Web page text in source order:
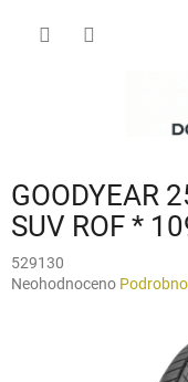
GOODYEAR
SUV ROF *
529130
Průměrné
Neohodnoceno